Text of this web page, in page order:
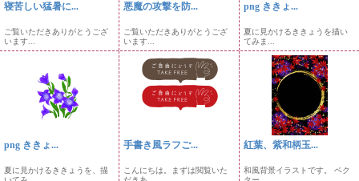
寝苦しい猛暑に...
ご覧いただきありがとうござ
います...
悪魔の攻撃を防...
ご覧いただきありがとうござ
います...
png ききょ...
夏に見かけるききょうを描い
てみま...
png ききょ...
夏に見かけるききょうを、描
手書き風ラフご...
こんにちは。まずは閲覧いた
紅葉、紫和柄玉...
和風背景イラストです。 ベク